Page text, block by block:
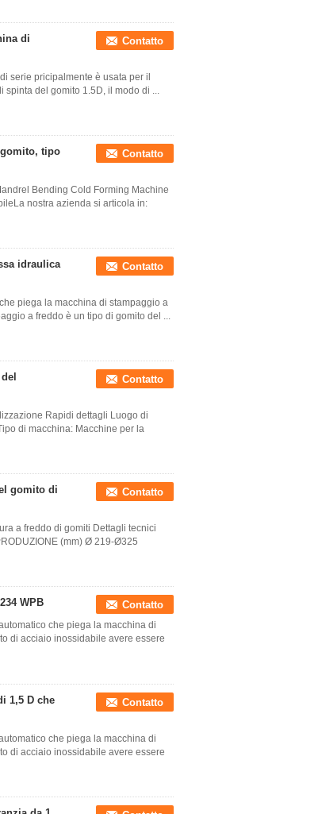
di
Contatto
serie pricipalmente è usata per il
del gomito 1.5D, il modo di ...
tipo
Contatto
Bending Cold Forming Machine
nostra azienda si articola in:
idraulica
Contatto
piega la macchina di stampaggio a
a freddo è un tipo di gomito del ...
Contatto
Rapidi dettagli Luogo di
di macchina: Macchine per la
gomito di
Contatto
a freddo di gomiti Dettagli tecnici
(mm) Ø 219-Ø325
WPB Contatto
che piega la macchina di
di acciaio inossidabile avere essere
1,5 D che
Contatto
che piega la macchina di
di acciaio inossidabile avere essere